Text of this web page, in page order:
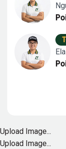
Upload Image...
Upload Image...